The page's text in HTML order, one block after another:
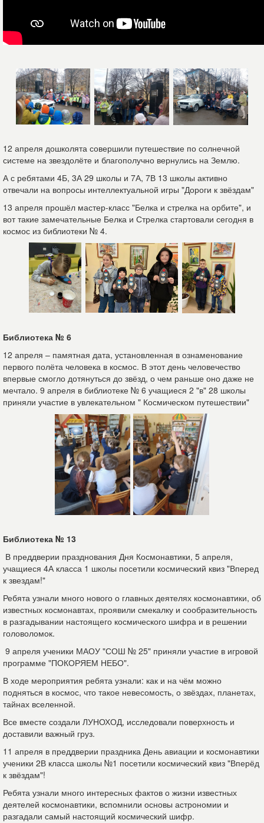
12 апреля дошколята совершили путешествие по солнечной
системе на звездолёте и благополучно вернулись на Землю.
А с ребятами 4Б, 3А 29 школы и 7А, 7В 13 школы активно
отвечали на вопросы интеллектуальной игры "Дороги к звёздам"
13 апреля прошёл мастер-класс "Белка и стрелка на орбите", и
вот такие замечательные Белка и Стрелка стартовали сегодня в
космос из библиотеки № 4.
Библиотека № 6
12 апреля – памятная дата, установленная в ознаменование
первого полёта человека в космос. В этот день человечество
впервые смогло дотянуться до звёзд, о чем раньше оно даже не
мечтало. 9 апреля в библиотеке № 6 учащиеся 2 "в" 28 школы
приняли участие в увлекательном " Космическом путешествии"
Библиотека № 13
В преддверии празднования Дня Космонавтики, 5 апреля,
учащиеся 4А класса 1 школы посетили космический квиз "Вперед
к звездам!"
Ребята узнали много нового о главных деятелях космонавтики, об
известных космонавтах, проявили смекалку и сообразительность
в разгадывании настоящего космического шифра и в решении
головоломок.
9 апреля ученики МАОУ "СОШ № 25" приняли участие в игровой
программе "ПОКОРЯЕМ НЕБО".
В ходе мероприятия ребята узнали: как и на чём можно
подняться в космос, что такое невесомость, о звёздах, планетах,
тайнах вселенной.
Все вместе создали ЛУНОХОД, исследовали поверхность и
доставили важный груз.
11 апреля в преддверии праздника День авиации и космонавтики
ученики 2В класса школы №1 посетили космический квиз "Вперёд
к звёздам"!
Ребята узнали много интересных фактов о жизни известных
деятелей космонавтики, вспомнили основы астрономии и
разгадали самый настоящий космический шифр.